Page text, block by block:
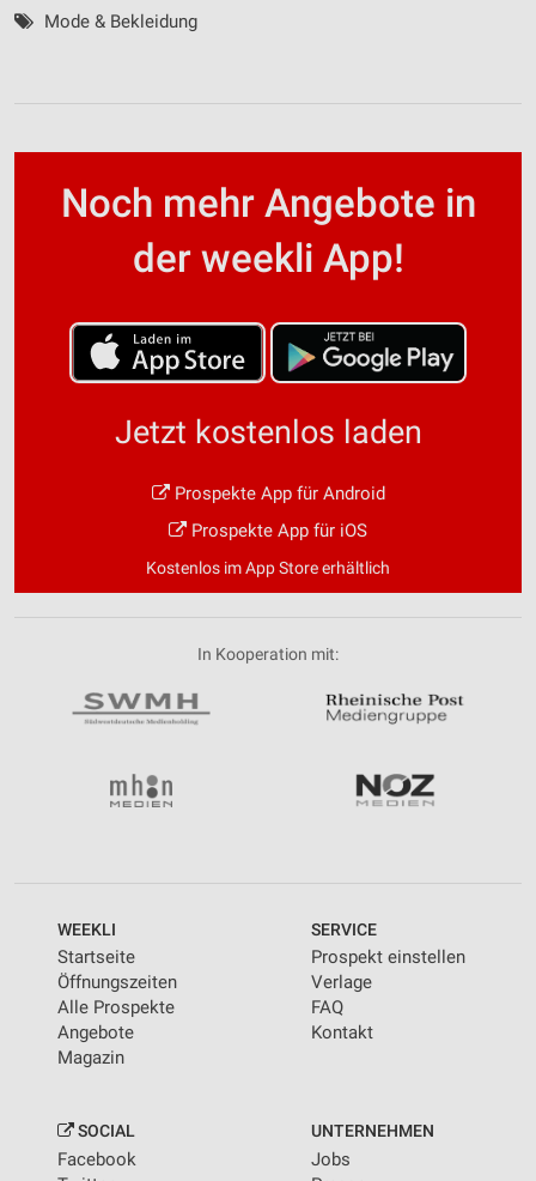
Mode & Bekleidung
Noch mehr Angebote in
der weekli App!
Jetzt kostenlos laden
Prospekte App für Android
Prospekte App für iOS
Kostenlos im App Store erhältlich
In Kooperation mit:
WEEKLI
Startseite
Öffnungszeiten
Alle Prospekte
Angebote
Magazin
SERVICE
Prospekt einstellen
Verlage
FAQ
Kontakt
SOCIAL
Facebook
UNTERNEHMEN
Jobs